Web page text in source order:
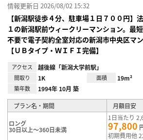
情報更新日 2026/08/02 15:32
【新潟駅徒歩４分、駐車場１日７００円】
１の新潟駅前ウィークリーマンション。最
不要で電子契約全室対応の新潟市中央区マ
【ＵＢタイプ・ＷＩＦＩ完備】
アクセス 越後線「新潟大学前駅」
間取り 1K 面積 19m²
築年数 1994年 10月 築
プラン名・期間 月額目安
ロング
30日以上～360日未満
1日当たり
97,800
初期費用他